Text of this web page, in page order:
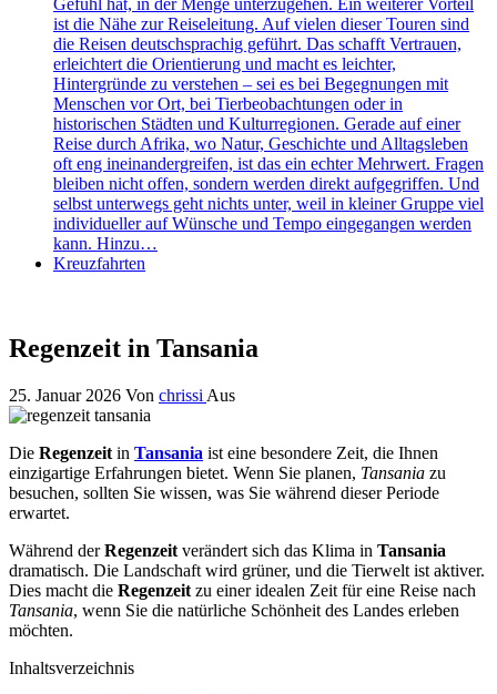
Gefühl hat, in der Menge unterzugehen. Ein weiterer Vorteil
ist die Nähe zur Reiseleitung. Auf vielen dieser Touren sind
die Reisen deutschsprachig geführt. Das schafft Vertrauen,
erleichtert die Orientierung und macht es leichter,
Hintergründe zu verstehen – sei es bei Begegnungen mit
Menschen vor Ort, bei Tierbeobachtungen oder in
historischen Städten und Kulturregionen. Gerade auf einer
Reise durch Afrika, wo Natur, Geschichte und Alltagsleben
oft eng ineinandergreifen, ist das ein echter Mehrwert. Fragen
bleiben nicht offen, sondern werden direkt aufgegriffen. Und
selbst unterwegs geht nichts unter, weil in kleiner Gruppe viel
individueller auf Wünsche und Tempo eingegangen werden
kann. Hinzu…
Kreuzfahrten
Regenzeit in Tansania
25. Januar 2026 Von chrissi Aus
Die Regenzeit in Tansania ist eine besondere Zeit, die Ihnen
einzigartige Erfahrungen bietet. Wenn Sie planen, Tansania zu
besuchen, sollten Sie wissen, was Sie während dieser Periode
erwartet.
Während derRegenzeit verändert sich das Klima in Tansania
dramatisch. Die Landschaft wird grüner, und die Tierwelt ist aktiver.
Dies macht die Regenzeit zu einer idealen Zeit für eine Reise nach
Tansania, wenn Sie die natürliche Schönheit des Landes erleben
möchten.
Inhaltsverzeichnis